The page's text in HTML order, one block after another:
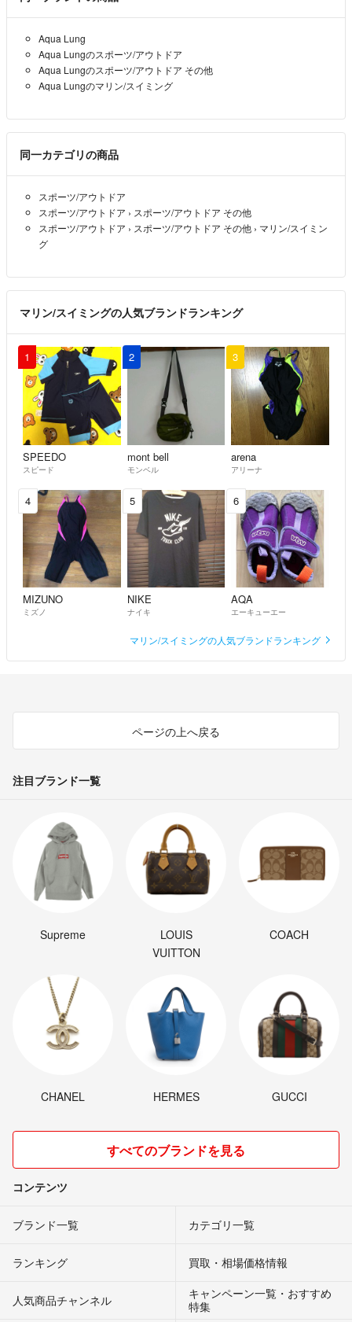
すみませんほんと申し訳ないのですが値下げとかって考えてますか？
貧乏クソニート- 5年以上前
Aqua Lung
Aqua Lungのスポーツ/アウトドア
Aqua Lungのスポーツ/アウトドア その他
Aqua Lungのマリン/スイミング
同一カテゴリの商品
スポーツ/アウトドア
スポーツ/アウトドア › スポーツ/アウトドア その他
スポーツ/アウトドア › スポーツ/アウトドア その他 › マリン/スイミン
グ
マリン/スイミングの人気ブランドランキング
1
SPEEDO
スピード
2
mont bell
モンベル
3
arena
アリーナ
4
MIZUNO
ミズノ
5
NIKE
ナイキ
6
AQA
エーキューエー
マリン/スイミングの人気ブランドランキング
ページの上へ戻る
注目ブランド一覧
Supreme
LOUIS
VUITTON
COACH
CHANEL HERMES GUCCI
すべてのブランドを見る
コンテンツ
ブランド一覧 カテゴリ一覧
ランキング 買取・相場価格情報
人気商品チャンネル
キャンペーン一覧・おすすめ
特集